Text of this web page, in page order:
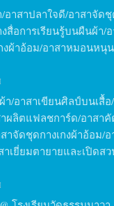
าสาปลาใจดี/อาสาจัด
สื่อการเรียนรู้บนผืนผ้า/
งผ้าอ้อม/อาสาหมอนหนุ
า/อาสาเขียนศิลป์บนเสื้
ผลิตแฟลชการ์ด/อาสา
จัดชุดกางเกงผ้าอ้อม/
เยี่ยมตายายและเปิดส